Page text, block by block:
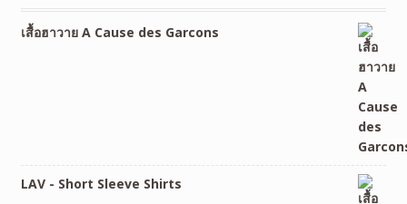
เสื้อฮาวาย A Cause des Garcons
LAV - Short Sleeve Shirts